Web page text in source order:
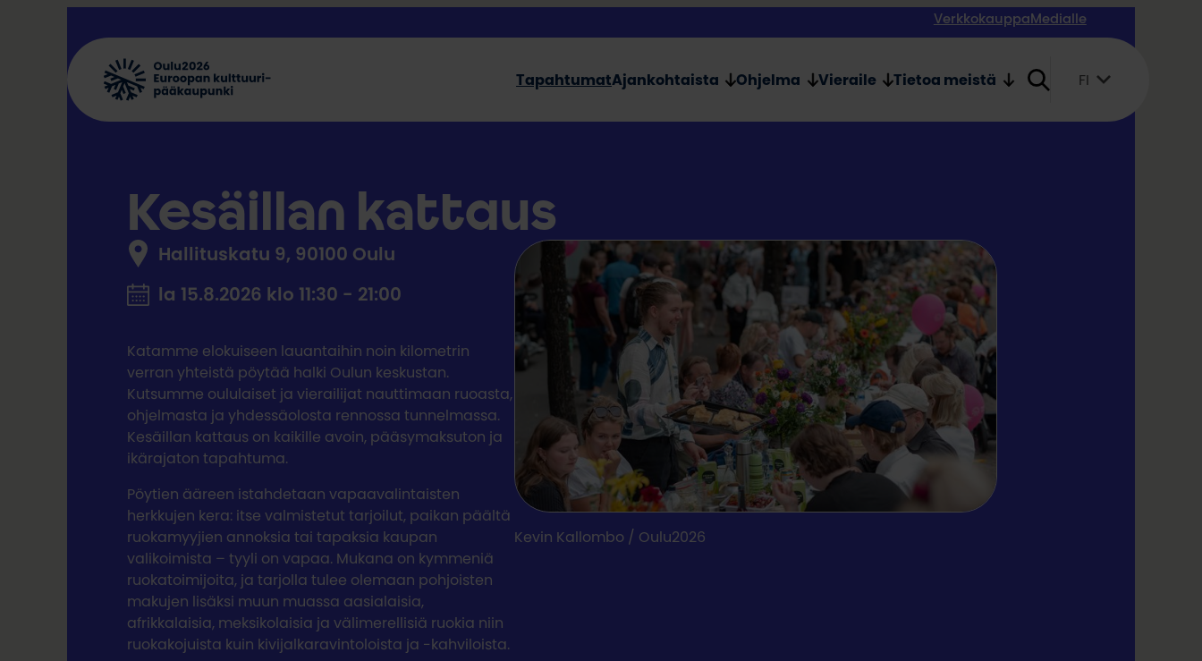
Verkkokauppa Medialle
TapahtumatAjankohtaista Ohjelma Vieraile Tietoa meistä FI
Kesäillan kattaus
Hallituskatu 9, 90100 Oulu
la 15.8.2026 klo 11:30 - 21:00
Katamme elokuiseen lauantaihin noin kilometrin
verran yhteistä pöytää halki Oulun keskustan.
Kutsumme oululaiset ja vierailijat nauttimaan ruoasta,
ohjelmasta ja yhdessäolosta rennossa tunnelmassa.
Kesäillan kattaus on kaikille avoin, pääsymaksuton ja
ikärajaton tapahtuma.
Pöytien ääreen istahdetaan vapaavalintaisten
herkkujen kera: itse valmistetut tarjoilut, paikan päältä
ruokamyyjien annoksia tai tapaksia kaupan
valikoimista – tyyli on vapaa. Mukana on kymmeniä
ruokatoimijoita, ja tarjolla tulee olemaan pohjoisten
makujen lisäksi muun muassa aasialaisia,
afrikkalaisia, meksikolaisia ja välimerellisiä ruokia niin
ruokakojuista kuin kivijalkaravintoloista ja -kahviloista.
Kevin Kallombo / Oulu2026